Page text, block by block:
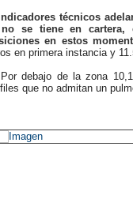
Indicadores técnicos
se tiene en cartera,
en estos
en primera instancia y
debajo de la zona
que no admitan un